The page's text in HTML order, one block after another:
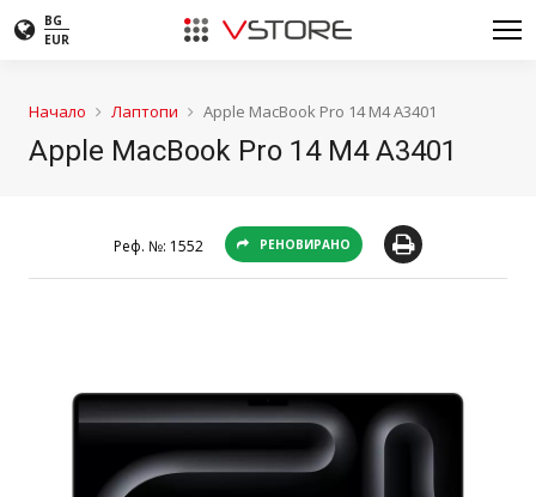
BG
EUR
Начало Лаптопи Apple MacBook Pro 14 M4 A3401
Apple MacBook Pro 14 M4 A3401
Реф. №: 1552 РЕНОВИРАНО